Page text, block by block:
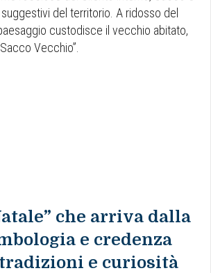
del territorio. A ridosso del
custodisce il vecchio abitato,
Vecchio”.
che arriva dalla
e credenza
e curiosità